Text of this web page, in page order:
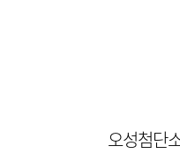
오성첨단